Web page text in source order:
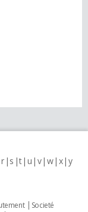
r s t u v w x y
Societé